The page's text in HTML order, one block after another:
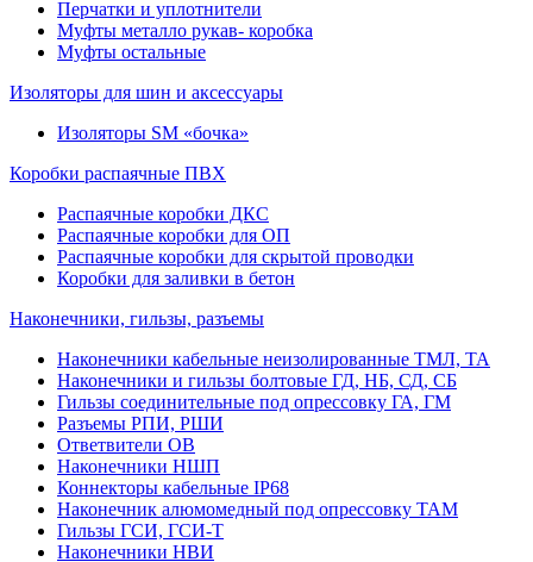
Перчатки и уплотнители
Муфты металло рукав- коробка
Муфты остальные
Изоляторы для шин и аксессуары
Изоляторы SM «бочка»
Коробки распаячные ПВХ
Распаячные коробки ДКС
Распаячные коробки для ОП
Распаячные коробки для скрытой проводки
Коробки для заливки в бетон
Наконечники, гильзы, разъемы
Наконечники кабельные неизолированные ТМЛ, ТА
Наконечники и гильзы болтовые ГД, НБ, СД, СБ
Гильзы соединительные под опрессовку ГА, ГМ
Разъемы РПИ, РШИ
Ответвители ОВ
Наконечники НШП
Коннекторы кабельные IP68
Наконечник алюмомедный под опрессовку ТАМ
Гильзы ГСИ, ГСИ-Т
Наконечники НВИ